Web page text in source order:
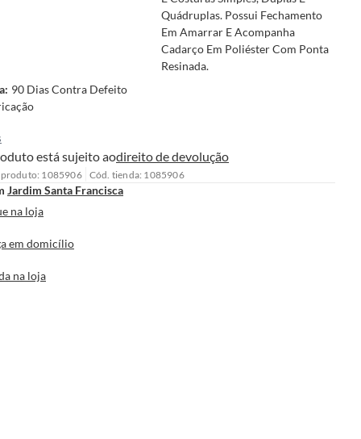
Quádruplas. Possui Fechamento
Em Amarrar E Acompanha
Cadarço Em Poliéster Com Ponta
Resinada.
: 90 Dias Contra Defeito
está sujeito aodireito de devolução
produto: 1085906 Cód. tienda: 1085906
Jardim Santa Francisca
na loja
em domicílio
na loja